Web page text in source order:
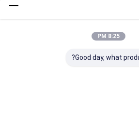
8:25 PM
Good day, what